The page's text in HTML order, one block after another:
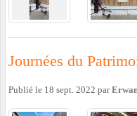
Journées du
Publié le 18 sept. 2022 par